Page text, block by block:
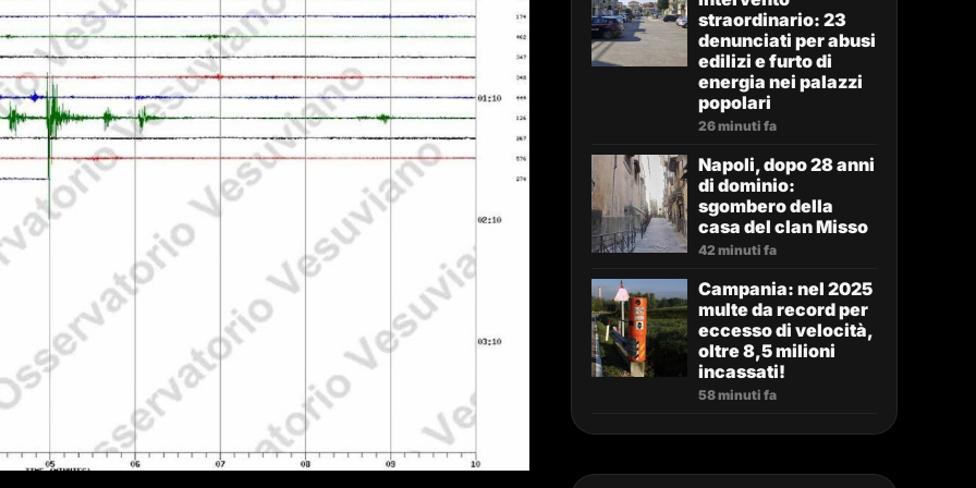
straordinario: 23
denunciati per abusi
edilizi e furto di
energia nei palazzi
popolari
26 minuti fa
Napoli, dopo 28 anni
di dominio:
sgombero della
casa del clan Misso
42 minuti fa
Campania: nel 2025
multe da record per
eccesso di velocità,
oltre 8,5 milioni
incassati!
58 minuti fa